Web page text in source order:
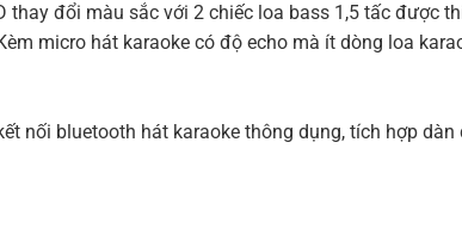
thay đổi màu sắc với 2 chiếc loa bass 1,5 tấc được
micro hát karaoke có độ echo mà ít dòng loa
nối bluetooth hát karaoke thông dụng, tích hợp